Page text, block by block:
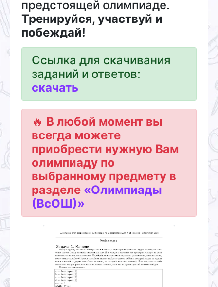
предстоящей олимпиаде.
Тренируйся, участвуй и
побеждай!
Ссылка для скачивания
заданий и ответов:
cкачать
🔥 В любой момент вы
всегда можете
приобрести нужную Вам
олимпиаду по
выбранному предмету в
разделе «Олимпиады
(ВсОШ)»